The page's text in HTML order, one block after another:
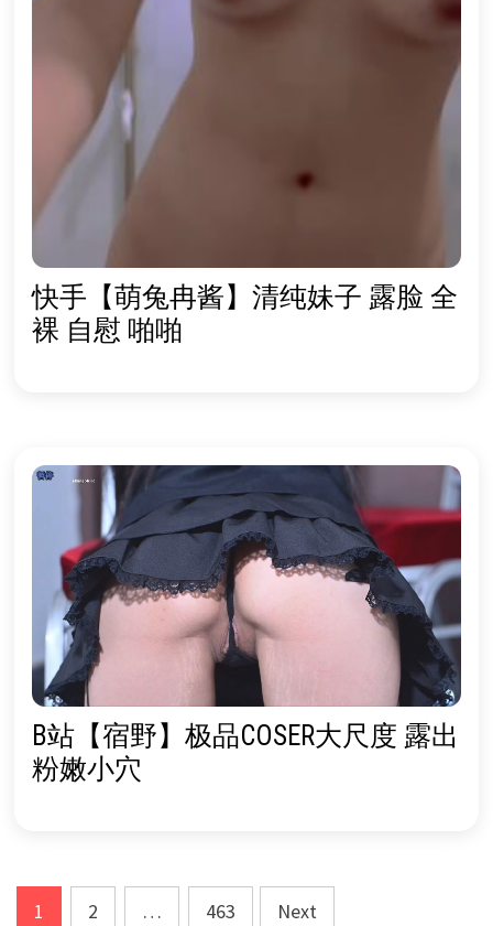
快手【萌兔冉酱】清纯妹子 露脸 全
裸 自慰 啪啪
B站【宿野】极品COSER大尺度 露出
粉嫩小穴
Posts
1 2 … 463 Next